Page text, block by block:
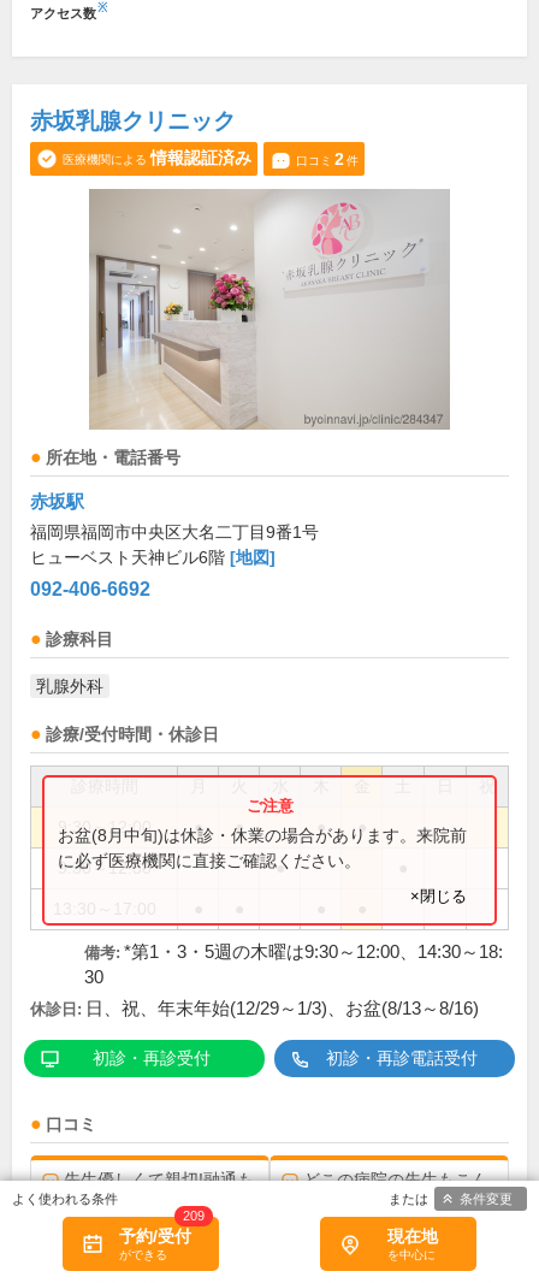
アクセス数※
赤坂乳腺クリニック
医療機関による 情報認証済み 口コミ 2件
所在地・電話番号
赤坂駅
福岡県福岡市中央区大名二丁目9番1号
ヒューベスト天神ビル6階 [地図]
092-406-6692
診療科目
乳腺外科
診療/受付時間・休診日
祝
9:30～12:00 ● ● ● ●
9:30～12:30 ●
お盆(8月中旬)は休診・休業の場合があります。来院前
に必ず医療機関に直接ご確認ください。
×閉じる
備考: *第1・3・5週の木曜は9:30～12:00、14:30～18:
30
休診日: 日、祝、年末年始(12/29～1/3)、お盆(8/13～8/16)
初診・再診受付 初診・再診電話受付
口コミ
先生優しくて親切!融通も
きくし、フットワーク軽い!
乳腺とは関係ない相談しても
丁寧に教えてくれる。スタッ
どこの病院の先生もこん
な先生だったらいいのにって
思えるくらい親切な先生でし
た。 待ち時間は3分くらいだ
予約/受付
209
現在地
条件変更